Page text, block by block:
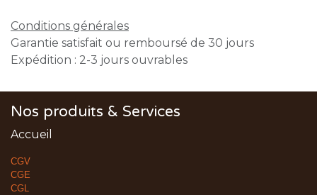
Conditions générales
Garantie satisfait ou remboursé de 30 jours
Expédition : 2-3 jours ouvrables
Nos produits & Services
Accueil
CGV
CGE
CGL